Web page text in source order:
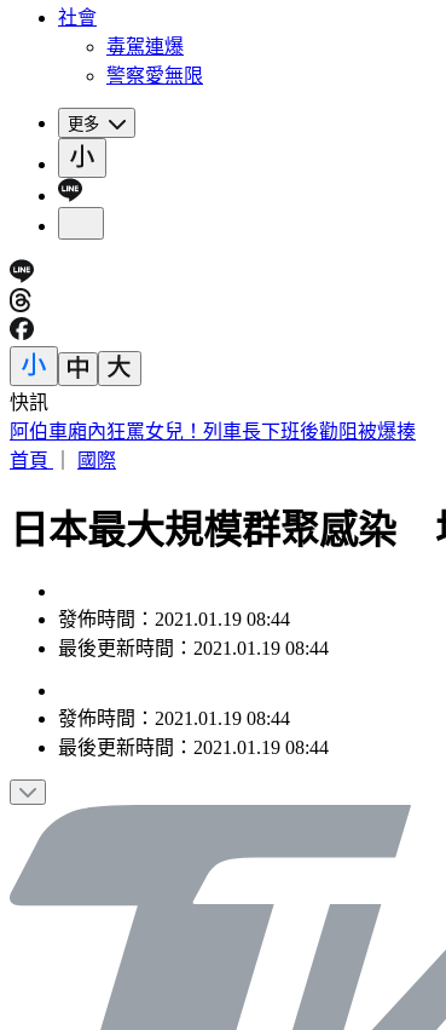
社會
毒駕連爆
警察愛無限
更多
快訊
阿伯車廂內狂罵女兒！列車長下班後勸阻被爆揍
首頁
國際
日本最大規模群聚感染
發佈時間：2021.01.19 08:44
最後更新時間：2021.01.19 08:44
發佈時間： 2021.01.19 08:44
最後更新時間： 2021.01.19 08:44